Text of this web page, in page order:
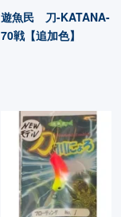
遊魚民 刀-KATANA-
70戦【追加色】